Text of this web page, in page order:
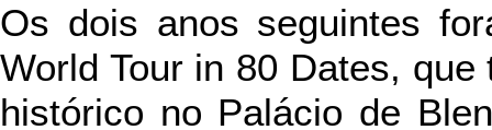
Os dois anos seguintes
World Tour in 80 Dates,
histórico no Palácio de